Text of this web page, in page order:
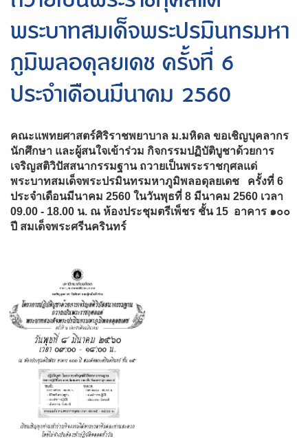
พระบาทสมเด็จพระปรมินทรมหา
ภูมิพลอดุลยเดช ครั้งที่ 6
ประจำเดือนมีนาคม 2560
คณะแพทยศาสตร์ศิริราชพยาบาล ม.มหิดล ขอเชิญบุคลากร
นักศึกษา และผู้สนใจเข้าร่วม กิจกรรมปฏิบัติบูชาด้วยการ
เจริญสติวิปัสสนากรรมฐาน ถวายเป็นพระราชกุศลแด่
พระบาทสมเด็จพระปรมินทรมหาภูมิพลอดุลยเดช ครั้งที่ 6
ประจำเดือนมีนาคม 2560 ในวันพุธที่ 8 มีนาคม 2560 เวลา
09.00 - 18.00 น. ณ ห้องประชุมตรีเพ็ชร ชั้น 15 อาคาร ๑๐๐
ปี สมเด็จพระศรีนครินทร์